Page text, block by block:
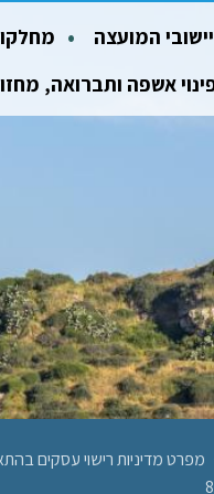
יישובי המועצה
אשפה ותברואה,
מפרט מדיניות רישוי עסקים